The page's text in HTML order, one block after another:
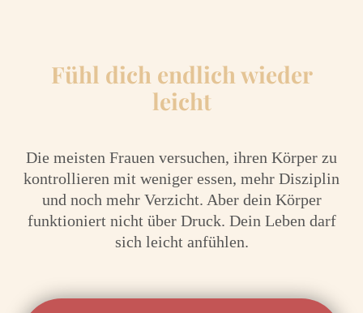
Fühl dich endlich wieder
leicht
Die meisten Frauen versuchen, ihren Körper zu
kontrollieren mit weniger essen, mehr Disziplin
und noch mehr Verzicht. Aber dein Körper
funktioniert nicht über Druck. Dein Leben darf
sich leicht anfühlen.